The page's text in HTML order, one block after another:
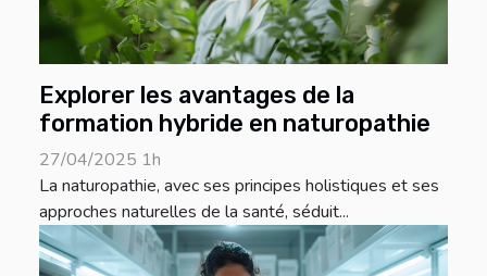
Explorer les avantages de la
formation hybride en naturopathie
27/04/2025 1h
La naturopathie, avec ses principes holistiques et ses
approches naturelles de la santé, séduit...